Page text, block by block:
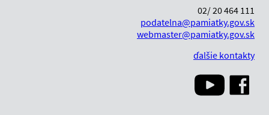
02/ 20 464 111
podatelna@pamiatky.gov.sk
webmaster@pamiatky.gov.sk
ďalšie kontakty